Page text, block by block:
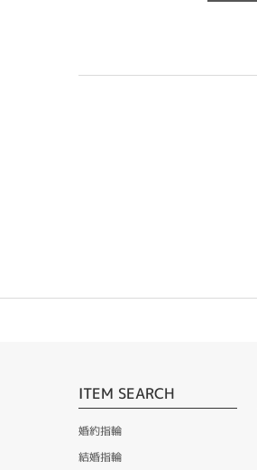
ITEM SEARCH
婚約指輪
結婚指輪